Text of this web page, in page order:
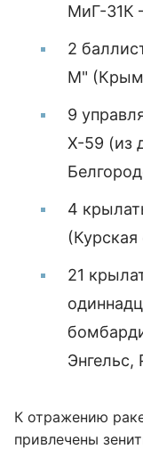
МиГ-31К
2
М"
9
Х-59 (из
4
21
Энгельс,
К отражению
привлечены